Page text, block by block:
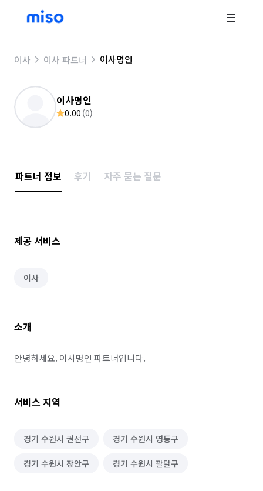
이사 이사 파트너 이사명인
이사명인
0.00 (0)
파트너 정보 후기 자주 묻는 질문
제공 서비스
이사
소개
안녕하세요. 이사명인 파트너입니다.
서비스 지역
경기 수원시 권선구 경기 수원시 영통구
경기 수원시 장안구 경기 수원시 팔달구